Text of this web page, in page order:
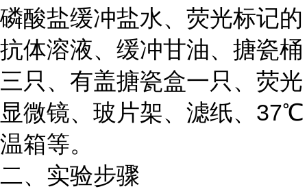
磷酸盐缓冲盐水、荧光标记的
抗体溶液、缓冲甘油、搪瓷桶
三只、有盖搪瓷盒一只、荧光
显微镜、玻片架、滤纸、 37℃
温箱等。
二、实验步骤